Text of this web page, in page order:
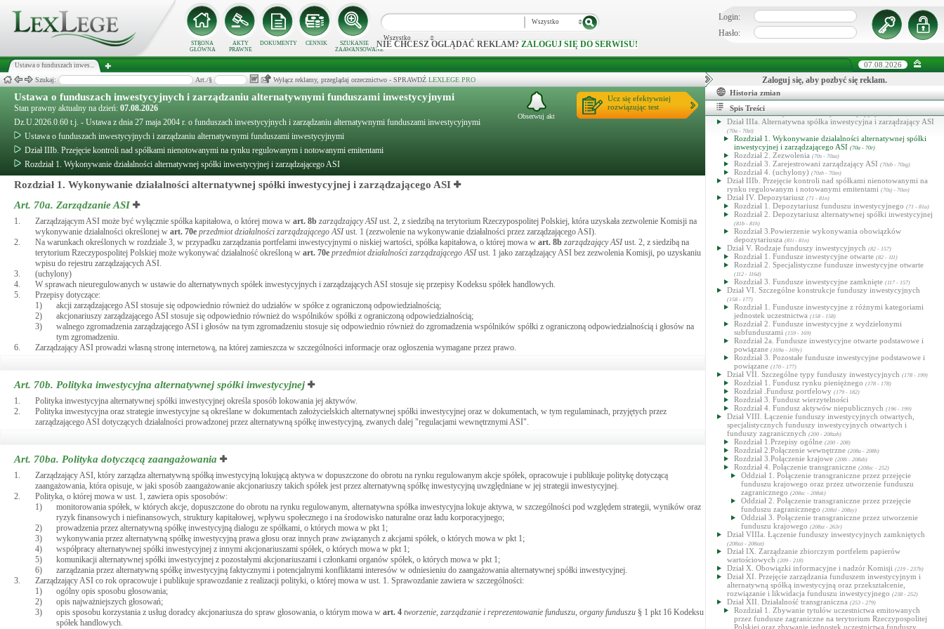
STRONA
GŁÓWNA
AKTY
PRAWNE
DOKUMENTY CENNIK
SZUKANIE
ZAAWANSOWANE
Wszystko
Wszystko
NIE CHCESZ OGLĄDAĆ REKLAM? ZALOGUJ SIĘ DO SERWISU!
Login:
Hasło:
Ustawa o funduszach inwes... 07.08.2026
Szukaj: Art./§ Wyłącz reklamy, przeglądaj orzecznictwo - SPRAWDŹ LEXLEGE PRO
Ustawa o funduszach inwestycyjnych i zarządzaniu alternatywnymi funduszami inwestycyjnymi
Stan prawny aktualny na dzień: 07.08.2026
Dz.U.2026.0.60 t.j. - Ustawa z dnia 27 maja 2004 r. o funduszach inwestycyjnych i zarządzaniu alternatywnymi funduszami inwestycyjnymi
Ustawa o funduszach inwestycyjnych i zarządzaniu alternatywnymi funduszami inwestycyjnymi
Dział IIIb. Przejęcie kontroli nad spółkami nienotowanymi na rynku regulowanym i notowanymi emitentami
Rozdział 1. Wykonywanie działalności alternatywnej spółki inwestycyjnej i zarządzającego ASI
Ucz się efektywniej
rozwiązując test
Obserwuj akt
Rozdział 1. Wykonywanie działalności alternatywnej spółki inwestycyjnej i zarządzającego ASI
Art. 70a. Zarządzanie ASI
1. Zarządzającym ASI może być wyłącznie spółka kapitałowa, o której mowa w art. 8b zarządzający ASIust. 2, z siedzibą na terytorium Rzeczypospolitej Polskiej, która uzyskała zezwolenie Komisji na
wykonywanie działalności określonej w art. 70e przedmiot działalności zarządzającego ASIust. 1 (zezwolenie na wykonywanie działalności przez zarządzającego ASI).
2.
Na warunkach określonych w rozdziale 3, w przypadku zarządzania portfelami inwestycyjnymi o niskiej wartości, spółka kapitałowa, o której mowa w art. 8b zarządzający ASIust. 2, z siedzibą na
terytorium Rzeczypospolitej Polskiej może wykonywać działalność określoną w art. 70e przedmiot działalności zarządzającego ASIust. 1 jako zarządzający ASI bez zezwolenia Komisji, po uzyskaniu
wpisu do rejestru zarządzających ASI.
3.
(uchylony)
4.
W sprawach nieuregulowanych w ustawie do alternatywnych spółek inwestycyjnych i zarządzających ASI stosuje się przepisy Kodeksu spółek handlowych.
5.
Przepisy dotyczące:
1)
akcji zarządzającego ASI stosuje się odpowiednio również do udziałów w spółce z ograniczoną odpowiedzialnością;
2)
akcjonariuszy zarządzającego ASI stosuje się odpowiednio również do wspólników spółki z ograniczoną odpowiedzialnością;
3)
walnego zgromadzenia zarządzającego ASI i głosów na tym zgromadzeniu stosuje się odpowiednio również do zgromadzenia wspólników spółki z ograniczoną odpowiedzialnością i głosów na
tym zgromadzeniu.
6.
Zarządzający ASI prowadzi własną stronę internetową, na której zamieszcza w szczególności informacje oraz ogłoszenia wymagane przez prawo.
Art. 70b. Polityka inwestycyjna alternatywnej spółki inwestycyjnej
1.
Polityka inwestycyjna alternatywnej spółki inwestycyjnej określa sposób lokowania jej aktywów.
2.
Polityka inwestycyjna oraz strategie inwestycyjne są określane w dokumentach założycielskich alternatywnej spółki inwestycyjnej oraz w dokumentach, w tym regulaminach, przyjętych przez
zarządzającego ASI dotyczących działalności prowadzonej przez alternatywną spółkę inwestycyjną, zwanych dalej "regulacjami wewnętrznymi ASI".
Art. 70ba. Polityka dotyczącą zaangażowania
1.
Zarządzający ASI, który zarządza alternatywną spółką inwestycyjną lokującą aktywa w dopuszczone do obrotu na rynku regulowanym akcje spółek, opracowuje i publikuje politykę dotyczącą
zaangażowania, która opisuje, w jaki sposób zaangażowanie akcjonariuszy takich spółek jest przez alternatywną spółkę inwestycyjną uwzględniane w jej strategii inwestycyjnej.
2.
Polityka, o której mowa w ust. 1, zawiera opis sposobów:
1)
monitorowania spółek, w których akcje, dopuszczone do obrotu na rynku regulowanym, alternatywna spółka inwestycyjna lokuje aktywa, w szczególności pod względem strategii, wyników oraz
ryzyk finansowych i niefinansowych, struktury kapitałowej, wpływu społecznego i na środowisko naturalne oraz ładu korporacyjnego;
2)
prowadzenia przez alternatywną spółkę inwestycyjną dialogu ze spółkami, o których mowa w pkt 1;
3)
wykonywania przez alternatywną spółkę inwestycyjną prawa głosu oraz innych praw związanych z akcjami spółek, o których mowa w pkt 1;
4)
współpracy alternatywnej spółki inwestycyjnej z innymi akcjonariuszami spółek, o których mowa w pkt 1;
5)
komunikacji alternatywnej spółki inwestycyjnej z pozostałymi akcjonariuszami i członkami organów spółek, o których mowa w pkt 1;
6)
zarządzania przez alternatywną spółkę inwestycyjną faktycznymi i potencjalnymi konfliktami interesów w odniesieniu do zaangażowania alternatywnej spółki inwestycyjnej.
3.
Zarządzający ASI co rok opracowuje i publikuje sprawozdanie z realizacji polityki, o której mowa w ust. 1. Sprawozdanie zawiera w szczególności:
1)
ogólny opis sposobu głosowania;
2)
opis najważniejszych głosowań;
3)
opis sposobu korzystania z usług doradcy akcjonariusza do spraw głosowania, o którym mowa w art. 4 tworzenie, zarządzanie i reprezentowanie funduszu, organy funduszu § 1 pkt 16 Kodeksu
spółek handlowych.
Zaloguj się, aby pozbyć się reklam.
Historia zmian
Spis Treści
Ustawa o funduszach inwestycyjnych i zarządzaniu alternatywnymi
funduszami inwestycyjnymi
Dział I. Przepisy ogólne
Dział II. Tworzenie i funkcjonowanie funduszy inwestycyjnych
(14 - 37)
Dział III. Towarzystwo funduszy inwestycyjnych(38 - 70)
Dział IIIa. Alternatywna spółka inwestycyjna i zarządzający ASI
(70a - 70zi)
Rozdział 1. Wykonywanie działalności alternatywnej spółki
inwestycyjnej i zarządzającego ASI (70a - 70r)
Rozdział 2. Zezwolenia (70s - 70za)
Rozdział 3. Zarejestrowani zarządzający ASI (70zb - 70zg)
Rozdział 4. (uchylony) (70zh - 70zn)
Dział IIIb. Przejęcie kontroli nad spółkami nienotowanymi na
rynku regulowanym i notowanymi emitentami (70zj - 70zn)
Dział IV. Depozytariusz (71 - 81n)
Rozdział 1. Depozytariusz funduszu inwestycyjnego (71 - 81a)
Rozdział 2. Depozytariusz alternatywnej spółki inwestycyjnej
(81b - 81h)
Rozdział 3.Powierzenie wykonywania obowiązków
depozytariusza (81i - 81n)
Dział V. Rodzaje funduszy inwestycyjnych (82 - 157)
Rozdział 1. Fundusze inwestycyjne otwarte (82 - 111)
Rozdział 2. Specjalistyczne fundusze inwestycyjne otwarte
(112 - 116d)
Rozdział 3. Fundusze inwestycyjne zamknięte (117 - 157)
Dział VI. Szczególne konstrukcje funduszy inwestycyjnych
(158 - 177)
Rozdział 1. Fundusze inwestycyjne z różnymi kategoriami
jednostek uczestnictwa (158 - 158)
Rozdział 2. Fundusze inwestycyjne z wydzielonymi
subfunduszami (159 - 169)
Rozdział 2a. Fundusze inwestycyjne otwarte podstawowe i
powiązane (169a - 169y)
Rozdział 3. Pozostałe fundusze inwestycyjne podstawowe i
powiązane (170 - 177)
Dział VII. Szczególne typy funduszy inwestycyjnych (178 - 199)
Rozdział 1. Fundusz rynku pieniężnego (178 - 178)
Rozdział .Fundusz portfelowy (179 - 182)
Rozdział 3. Fundusz wierzytelności
Rozdział 4. Fundusz aktywów niepublicznych (196 - 199)
Dział VIII. Łączenie funduszy inwestycyjnych otwartych,
specjalistycznych funduszy inwestycyjnych otwartych i
funduszy zagranicznych (200 - 208zzh)
Rozdział 1.Przepisy ogólne (200 - 208)
Rozdział 2.Połączenie wewnętrzne (208a - 208h)
Rozdział 3.Połączenie krajowe (208i - 208zb)
Rozdział 4. Połączenie transgraniczne (208zc - 252)
Oddział 1. Połączenie transgraniczne przez przejęcie
funduszu krajowego oraz przez utworzenie funduszu
zagranicznego (208zc - 208zk)
Oddział 2. Połączenie transgraniczne przez przejęcie
funduszu zagranicznego (208zl - 208zy)
Oddział 3. Połączenie transgraniczne przez utworzenie
funduszu krajowego (208zz - 263r)
Dział VIIIa. Łączenie funduszy inwestycyjnych zamkniętych
(208zzi - 208zzt)
Dział IX. Zarządzanie zbiorczym portfelem papierów
wartościowych (209 - 218)
Dział X. Obowiązki informacyjne i nadzór Komisji (219 - 237b)
Dział XI. Przejęcie zarządzania funduszem inwestycyjnym i
alternatywną spółką inwestycyjną oraz przekształcenie,
rozwiązanie i likwidacja funduszu inwestycyjnego (238 - 252)
Dział XII. Działalność transgraniczna (253 - 279)
Rozdział 1. Zbywanie tytułów uczestnictwa emitowanych
przez fundusze zagraniczne na terytorium Rzeczypospolitej
Polskiej oraz zbywanie jednostek uczestnictwa funduszy